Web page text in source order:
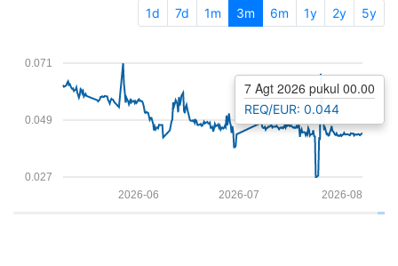
1d 7d 1m 3m 6m 1y 2y 5y
0.027
0.049
0.071
2026-08
2026-07
2026-06
7 Agt 2026 pukul 00.00
REQ/EUR: 0.044